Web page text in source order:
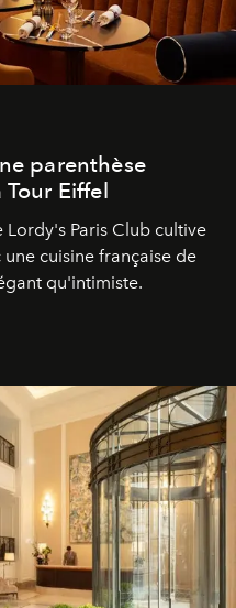
parenthèse
Eiffel
Lordy's Paris Club cultive
cuisine française de
qu'intimiste.